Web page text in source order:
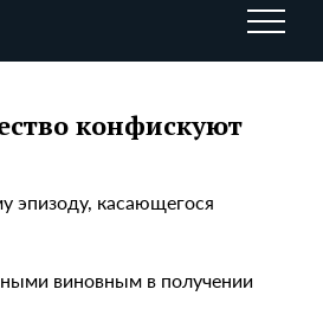
конфискуют
эпизоду, касающегося
виновным в получении